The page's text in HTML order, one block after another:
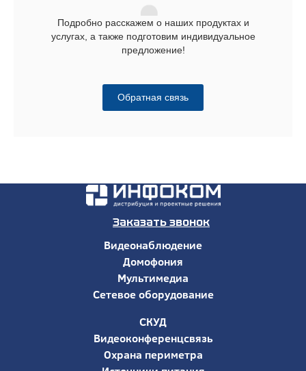
Подробно расскажем о наших продуктах и
услугах, а также подготовим индивидуальное
предложение!
Обратная связь
Заказать звонок
Видеонаблюдение
Домофония
Мультимедиа
Сетевое оборудование
СКУД
Видеоконференцсвязь
Охрана периметра